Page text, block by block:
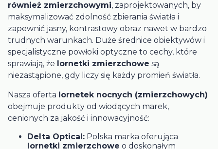
również zmierzchowymi, zaprojektowanych, by
maksymalizować zdolność zbierania światła i
zapewnić jasny, kontrastowy obraz nawet w bardzo
trudnych warunkach. Duże średnice obiektywów i
specjalistyczne powłoki optyczne to cechy, które
sprawiają, że lornetki zmierzchowe są
niezastąpione, gdy liczy się każdy promień światła.
Nasza oferta lornetek nocnych (zmierzchowych)
obejmuje produkty od wiodących marek,
cenionych za jakość i innowacyjność:
Delta Optical: Polska marka oferująca
lornetki zmierzchowe o doskonałym